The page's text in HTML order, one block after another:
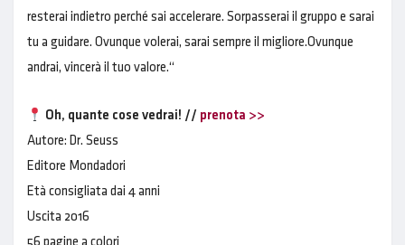
resterai indietro perché sai accelerare. Sorpasserai il gruppo e sarai
tu a guidare. Ovunque volerai, sarai sempre il migliore.Ovunque
andrai, vincerà il tuo valore.“
Oh, quante cose vedrai! // prenota >>
Autore: Dr. Seuss
Editore Mondadori
Età consigliata dai 4 anni
Uscita 2016